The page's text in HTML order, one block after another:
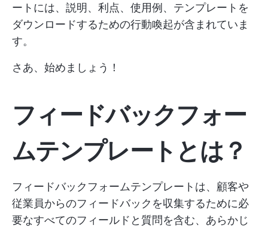
ートには、説明、利点、使用例、テンプレートを
ダウンロードするための行動喚起が含まれていま
す。
さあ、始めましょう！
フィードバックフォー
ムテンプレートとは？
フィードバックフォームテンプレートは、顧客や
従業員からのフィードバックを収集するために必
要なすべてのフィールドと質問を含む、あらかじ